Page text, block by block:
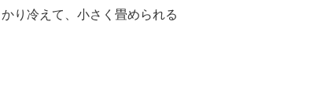
かり冷えて、小さく畳められる